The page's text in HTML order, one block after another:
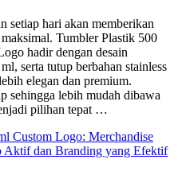
setiap hari akan memberikan
Tumbler Plastik 500
hadir dengan desain
serta tutup berbahan stainless
elegan dan premium.
sehingga lebih mudah dibawa
pilihan tepat …